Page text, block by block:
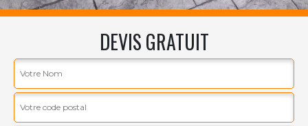
DEVIS GRATUIT